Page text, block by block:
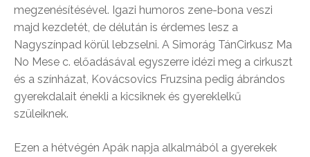
megzenésítésével. Igazi humoros zene-bona veszi
majd kezdetét, de délután is érdemes lesz a
Nagyszínpad körül lebzselni. A Simorág TánCirkusz Ma
No Mese c. előadásával egyszerre idézi meg a cirkuszt
és a színházat, Kovácsovics Fruzsina pedig ábrándos
gyerekdalait énekli a kicsiknek és gyereklelkű
szüleiknek.
Ezen a hétvégén Apák napja alkalmából a gyerekek